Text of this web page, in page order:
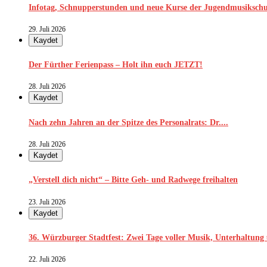
Infotag, Schnupperstunden und neue Kurse der
29. Juli 2026
Kaydet
Der Fürther Ferienpass – Holt ihn euch JETZT!
28. Juli 2026
Kaydet
Nach zehn Jahren an der Spitze des Personalrats: Dr....
28. Juli 2026
Kaydet
„Verstell dich nicht“ – Bitte Geh- und Radwege freihalten
23. Juli 2026
Kaydet
36. Würzburger Stadtfest: Zwei Tage voller Musik, Unterhaltung
22. Juli 2026